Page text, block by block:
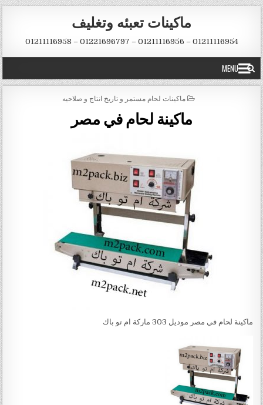
Skip to content
ماكينات تعبئه وتغليف
01211116954 – 01211116956 – 01221696797 – 01211116958
MENU
POSTED IN
ماكينات لحام مستمر و تاريخ انتاج و صلاحيه
ماكينة لحام في مصر
ماكينة لحام في مصر موديل 303 ماركة ام تو باك